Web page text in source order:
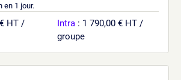
en 1 jour.
HT /
Intra : 1 790,00 € HT /
groupe